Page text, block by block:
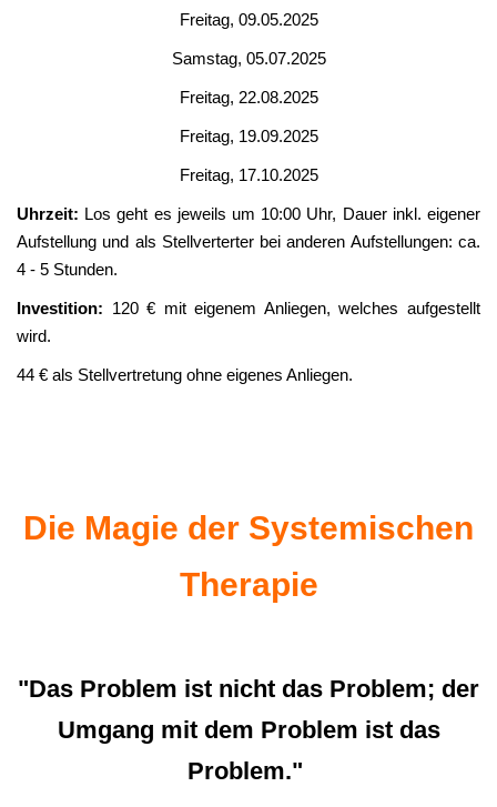
Freitag, 09.05.2025
Samstag, 05.07.2025
Freitag, 22.08.2025
Freitag, 19.09.2025
Freitag, 17.10.2025
Uhrzeit: Los geht es jeweils um 10:00 Uhr, Dauer inkl. eigener
Aufstellung und als Stellverterter bei anderen Aufstellungen: ca.
4 - 5 Stunden.
Investition: 120 € mit eigenem Anliegen, welches aufgestellt
wird.
44 € als Stellvertretung ohne eigenes Anliegen.
Die Magie der Systemischen
Therapie
"Das Problem ist nicht das Problem; der
Umgang mit dem Problem ist das
Problem."